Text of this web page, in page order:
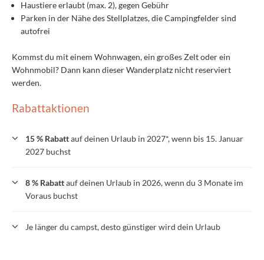
Haustiere erlaubt (max. 2), gegen Gebühr
Parken in der Nähe des Stellplatzes, die Campingfelder sind
autofrei
Kommst du mit einem Wohnwagen, ein großes Zelt oder ein
Wohnmobil? Dann kann dieser Wanderplatz nicht reserviert
werden.
Rabattaktionen
15 % Rabattauf deinen Urlaub in 2027*, wenn bis 15. Januar
2027 buchst
8 % Rabattauf deinen Urlaub in 2026, wenn du 3 Monate im
Voraus buchst
Je länger du campst, desto günstiger wird dein Urlaub